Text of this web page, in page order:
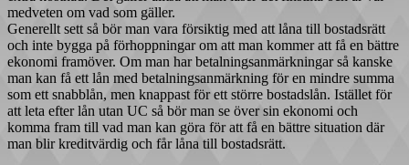
medveten om vad som gäller.
Generellt sett så bör man vara försiktig med att låna till bostadsrätt
och inte bygga på förhoppningar om att man kommer att få en bättre
ekonomi framöver. Om man har betalningsanmärkningar så kanske
man kan få ett lån med betalningsanmärkning för en mindre summa
som ett snabblån, men knappast för ett större bostadslån. Istället för
att leta efter lån utan UC så bör man se över sin ekonomi och
komma fram till vad man kan göra för att få en bättre situation där
man blir kreditvärdig och får låna till bostadsrätt.